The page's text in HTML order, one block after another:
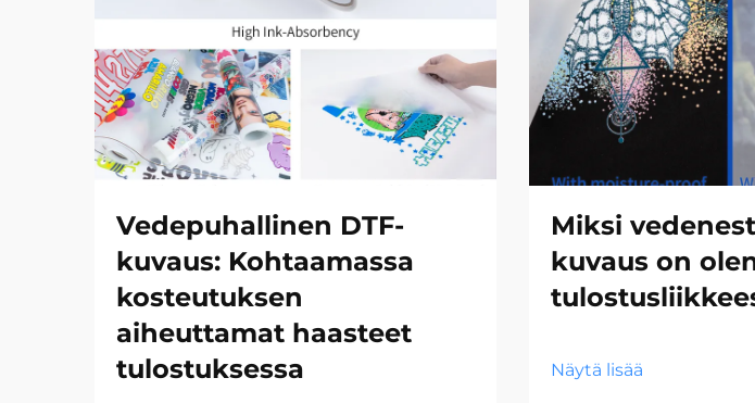
Vedepuhallinen DTF-
kuvaus: Kohtaamassa
kosteutuksen
aiheuttamat haasteet
tulostuksessa
Miksi
kuvaus on
Näytä lisää